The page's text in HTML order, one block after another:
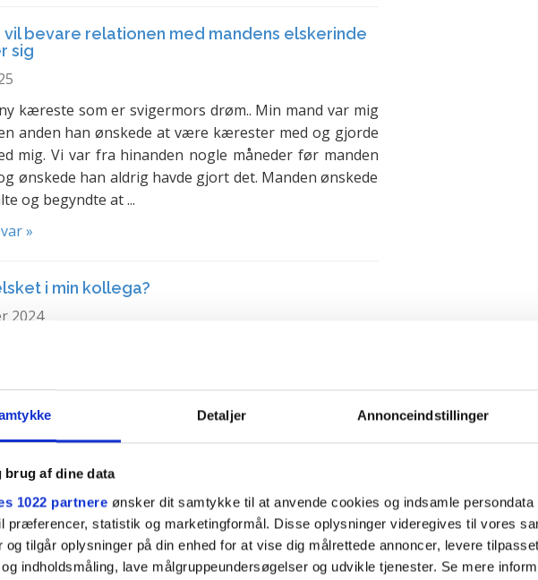
Detaljer Annonceindstillinger
brug af dine data
1022 partnere ønsker dit samtykke til at anvende cookies og indsamle
præferencer, statistik og marketingformål. Disse oplysninger videregives til vores
og tilgår oplysninger på din enhed for at vise dig målrettede annoncer, levere
indholdsmåling, lave målgruppeundersøgelser og udvikle tjenester. Se mere
vil bevare relationen med mandens elskerinde
sig
kæreste som er svigermors drøm.. Min mand var mig
anden han ønskede at være kærester med og gjorde
mig. Vi var fra hinanden nogle måneder før manden
ønskede han aldrig havde gjort det. Manden ønskede
og begyndte at ...
»
i min kollega?
2024
i en anden? Jeg har fået et godt øje til min kollega
måde. Vi arbejder i hver vores afdeling men har
del med hinanden at gøre i forbindelse med forskellige
Jeg ta...
»
affære venter hans barn
2024